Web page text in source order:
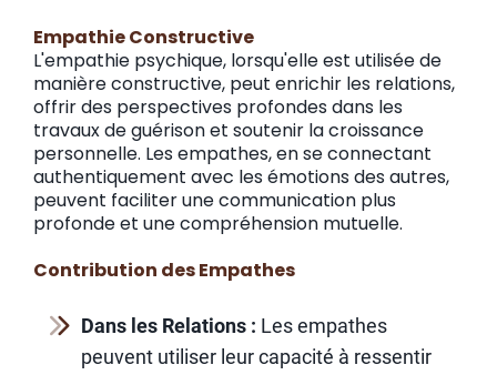
Empathie Constructive
L'empathie psychique, lorsqu'elle est utilisée de
manière constructive, peut enrichir les relations,
offrir des perspectives profondes dans les
travaux de guérison et soutenir la croissance
personnelle. Les empathes, en se connectant
authentiquement avec les émotions des autres,
peuvent faciliter une communication plus
profonde et une compréhension mutuelle.
Contribution des Empathes
Dans les Relations : Les empathes
peuvent utiliser leur capacité à ressentir